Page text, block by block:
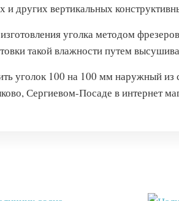
и других вертикальных
уголка методом
такой влажности путем
уголок 100 на 100 мм наружный
Сергиевом-Посаде в интернет